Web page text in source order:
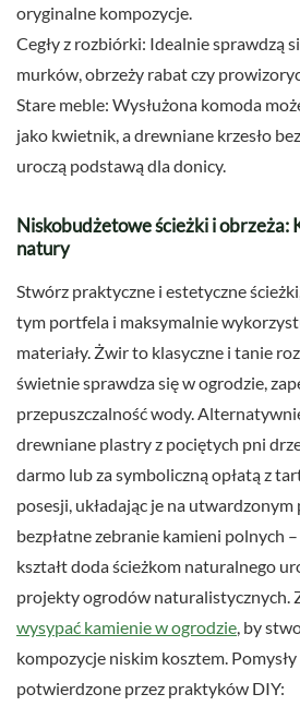
oryginalne kompozycje.
Cegły z rozbiórki: Idealnie sprawdzą
murków, obrzeży rabat czy
Stare meble: Wysłużona komoda
jako kwietnik, a drewniane krzesło
uroczą podstawą dla donicy.
Niskobudżetowe ścieżki i obrzeża:
natury
Stwórz praktyczne i estetyczne
tym portfela i maksymalnie
materiały. Żwir to klasyczne i tanie
świetnie sprawdza się w ogrodzie,
przepuszczalność wody.
drewniane plastry z pociętych pni
darmo lub za symboliczną opłatą z
posesji, układając je na
bezpłatne zebranie kamieni polnych
kształt doda ścieżkom naturalnego
projekty ogrodów naturalistycznych.
wysypać kamienie w ogrodzie , by
kompozycje niskim kosztem. Pomysły
potwierdzone przez praktyków DIY: